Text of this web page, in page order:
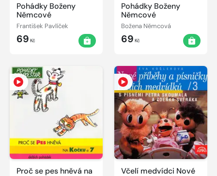
Pohádky Boženy
Němcové
František Pavlíček
69 Kč
Pohádky Boženy
Němcové
Božena Němcová
69 Kč
Proč se pes hněvá na
Včelí medvídci Nové